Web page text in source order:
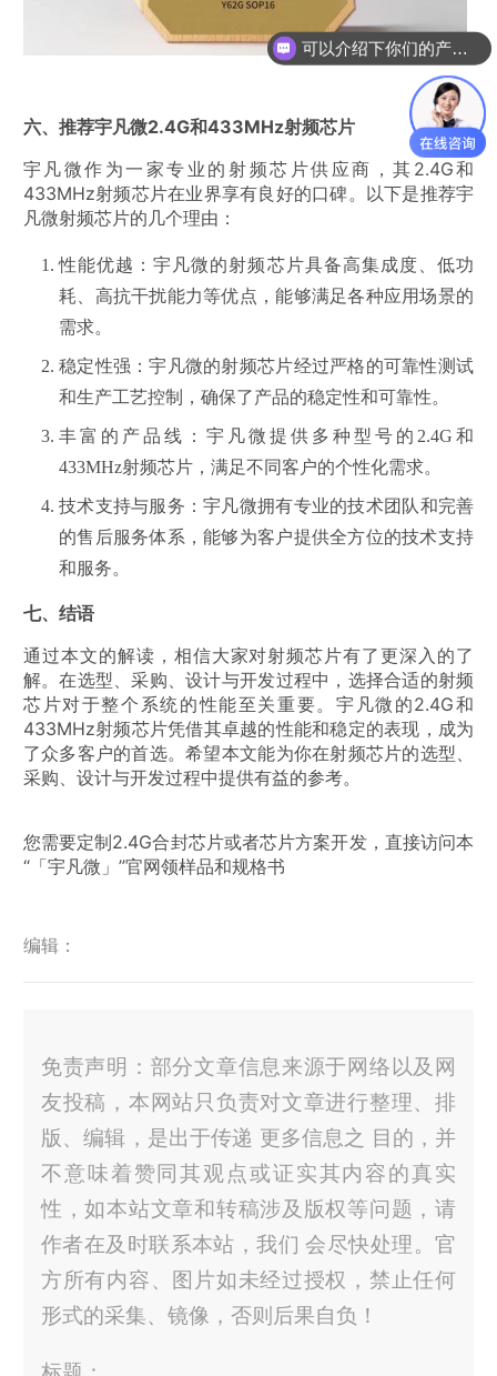
六、推荐宇凡微2.4G和433MHz射频芯片
宇凡微作为一家专业的射频芯片供应商，其2.4G和
433MHz射频芯片在业界享有良好的口碑。以下是推荐宇
凡微射频芯片的几个理由：
性能优越 ：宇凡微的射频芯片具备高集成度、低功
耗、高抗干扰能力等优点，能够满足各种应用场景的
需求。
稳定性强 ：宇凡微的射频芯片经过严格的可靠性测试
和生产工艺控制，确保了产品的稳定性和可靠性。
丰富的产品线 ：宇凡微提供多种型号的2.4G和
433MHz射频芯片，满足不同客户的个性化需求。
技术支持与服务 ：宇凡微拥有专业的技术团队和完善
的售后服务体系，能够为客户提供全方位的技术支持
和服务。
七、结语
通过本文的解读，相信大家对射频芯片有了更深入的了
解。在选型、采购、设计与开发过程中，选择合适的射频
芯片对于整个系统的性能至关重要。宇凡微的2.4G和
433MHz射频芯片凭借其卓越的性能和稳定的表现，成为
了众多客户的首选。希望本文能为你在射频芯片的选型、
采购、设计与开发过程中提供有益的参考。
您需要定制2.4G合封芯片或者芯片方案开发，直接访问本
“「宇凡微」”官网领样品和规格书
编辑：
免责声明：部分文章信息来源于网络以及网
友投稿，本网站只负责对文章进行整理、排
版、编辑，是出于传递 更多信息之 目的，并
不意味着赞同其观点或证实其内容的真实
性，如本站文章和转稿涉及版权等问题，请
作者在及时联系本站，我们 会尽快处理。官
方所有内容、图片如未经过授权，禁止任何
形式的采集、镜像，否则后果自负！
可以介绍下你们的产品么？